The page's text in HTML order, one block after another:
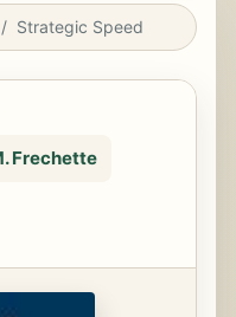
Strategic Speed
Frechette